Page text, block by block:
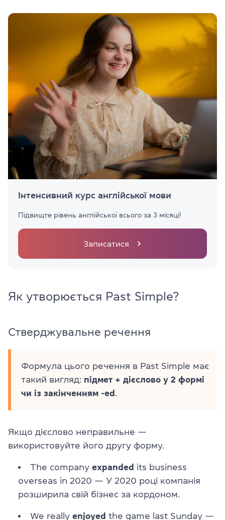
Інтенсивний курс англійської мови
Підвищте рівень англійської всього за 3 місяці!
Записатися
Як утворюється Past Simple?
Стверджувальне речення
Формула цього речення в Past Simple має
такий вигляд: підмет + дієслово у 2 формі
чи із закінченням -ed
Якщо дієслово неправильне —
використовуйте його другу форму.
The company expanded its business
overseas in 2020 — У 2020 році компанія
розширила свій бізнес за кордоном.
We really enjoyed the game last Sunday —